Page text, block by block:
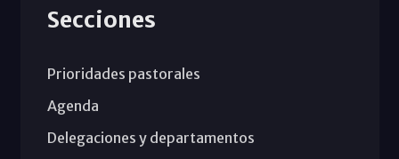
Secciones
Prioridades pastorales
Agenda
Delegaciones y departamentos